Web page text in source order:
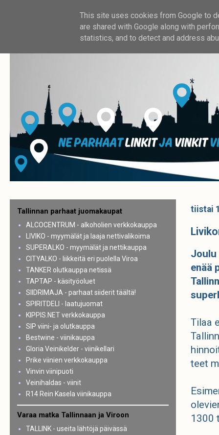
tiistai
Joulu
enää
Tilaa
teet
1300
Tallinnan parhaat juomakaupat
ALCOCENTRUM - alkoholien verkkokauppa
LIVIKO - myymälät ja laaja nettivalikoima
SUPERALKO - myymälät ja nettikauppa
CITYALKO - liikkeitä eri puolella Viroa
TANKER olutkauppa netissä
TAPTAP - käsityöoluet
SIIDRIMAJA - parhaat siiderit täältä!
SPIRITDELI - laatujuomat
KIPPIS.NET verkkokauppa
SIP viini- ja olutkauppa
Bestwine - viinikauppa
Gloria Veinikelder - viinikellari
Prike viinien verkkokauppa
Vinvin viinipuoti
Veinihaldas - viinit
R14 Rein Kasela viinikauppa
Varaa matka Tallinnaan ja Viroon
TALLINK - useita lähtöjä päivässä
This site uses cookies from Google to
are shared with Google along with
statistics, and to detect and address